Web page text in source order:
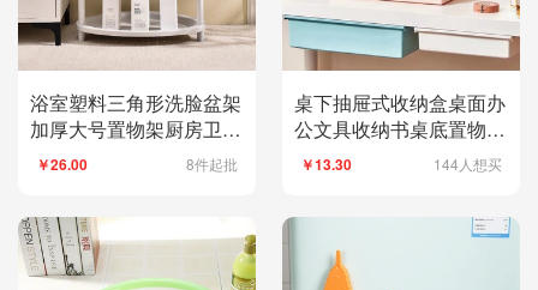
浴室塑料三角形洗脸盆架
加厚大号置物架厨房卫生
间加高落地收纳架
￥26.00 8件起批
桌下抽屉式收纳盒桌面办
公文具收纳书桌底置物架
大号手机隐藏神器
￥13.30 144人想买